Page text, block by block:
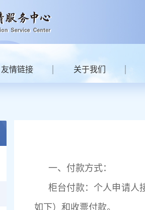
友情链接 关于我们
一、付款方式：
柜台付款：个人申请人
如下）和收票付款。